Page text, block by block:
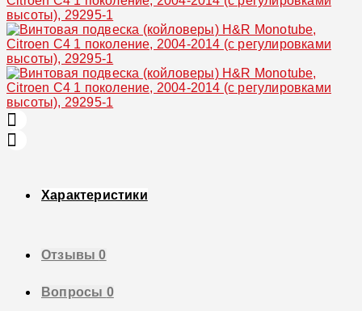
Характеристики
Отзывы0
Вопросы 0